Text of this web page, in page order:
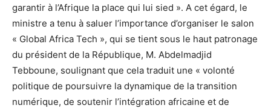
garantir à l’Afrique la place qui lui sied ». A cet égard, le
ministre a tenu à saluer l’importance d’organiser le salon
« Global Africa Tech », qui se tient sous le haut patronage
du président de la République, M. Abdelmadjid
Tebboune, soulignant que cela traduit une « volonté
politique de poursuivre la dynamique de la transition
numérique, de soutenir l’intégration africaine et de